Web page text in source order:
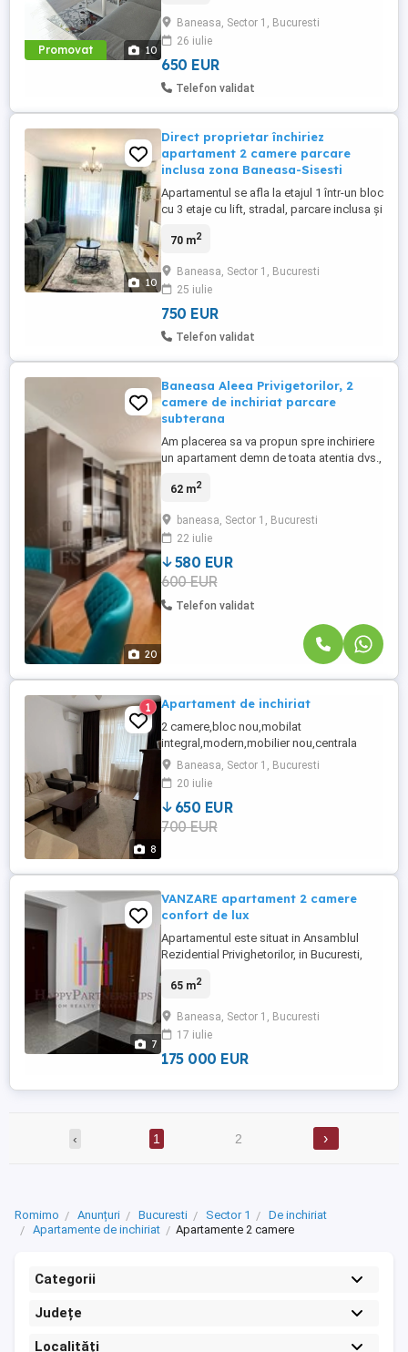
Promovat 10
centrala proprie, aer conditionat, incalzire
in pardoseala. Este complet mobilat si
utilat. Prima ...
Baneasa, Sector 1, Bucuresti
26 iulie
650 EUR
Telefon validat
10
Direct proprietar închiriez
apartament 2 camere parcare
inclusa zona Baneasa-Sisesti
Apartamentul se afla la etajul 1 într-un bloc
cu 3 etaje cu lift, stradal, parcare inclusa și
decomandat, dispune de incălzire în
aparate de aer condiționat, mobilat și
utilat complet cu un balcon generos.
Apartamentul este liber ...
70 m2
Baneasa, Sector 1, Bucuresti
25 iulie
750 EUR
Telefon validat
20
Baneasa Aleea Privigetorilor, 2
camere de inchiriat parcare
subterana
Am placerea sa va propun spre inchiriere
un apartament demn de toata atentia dvs.,
Zoologige din Baneasa. Situat pe aleea
proprietate se adreseaza acelora dintre
dvs care isi doresc sau au nevoie de o
locuinta spatioasa si ...
62 m2
baneasa, Sector 1, Bucuresti
22 iulie
580 EUR
600 EUR
Telefon validat
8
1 Apartament de inchiriat
2 camere,bloc nou,mobilat
integral,modern,mobilier nou,centrala
proprie,geamuri termopan,parchet,aer
conditionat
Baneasa, Sector 1, Bucuresti
20 iulie
650 EUR
700 EUR
7
VANZARE apartament 2 camere
confort de lux
Apartamentul este situat in Ansamblul
Rezidential Privighetorilor, in Bucuresti,
Sector 1. Locatia se afla la 5 minute de
Shoping City, Ikea, Jollie Ville, Ambasada
SUA, American International School of
Bucharest, Gradinita ...
65 m2
Baneasa, Sector 1, Bucuresti
17 iulie
175 000 EUR
‹ 1 2 ›
Romimo Anunțuri Bucuresti Sector 1
De inchiriat
Apartamente de inchiriat
Apartamente 2 camere
Categorii
Județe
Localități